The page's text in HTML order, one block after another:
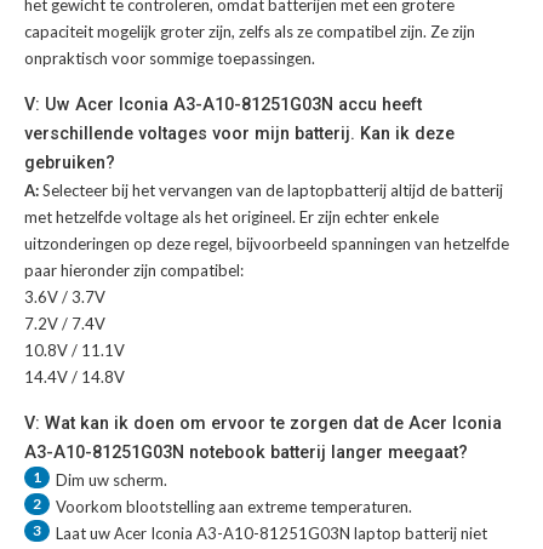
het gewicht te controleren, omdat batterijen met een grotere
capaciteit mogelijk groter zijn, zelfs als ze compatibel zijn. Ze zijn
onpraktisch voor sommige toepassingen.
V: Uw Acer Iconia A3-A10-81251G03N accu heeft
verschillende voltages voor mijn batterij. Kan ik deze
gebruiken?
A:Selecteer bij het vervangen van de laptopbatterij altijd de batterij
met hetzelfde voltage als het origineel. Er zijn echter enkele
uitzonderingen op deze regel, bijvoorbeeld spanningen van hetzelfde
paar hieronder zijn compatibel:
3.6V / 3.7V
7.2V / 7.4V
10.8V / 11.1V
14.4V / 14.8V
V: Wat kan ik doen om ervoor te zorgen dat de Acer Iconia
A3-A10-81251G03N notebook batterij langer meegaat?
1 Dim uw scherm.
2 Voorkom blootstelling aan extreme temperaturen.
3 Laat uwAcer Iconia A3-A10-81251G03N laptop batterijniet